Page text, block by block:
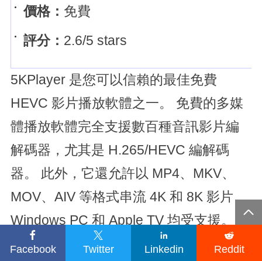

Facebook

Twitter

Linkedin

Reddit
價格： 免費
評分： 2.6/5 stars
5KPlayer 是您可以信賴的最佳免費
HEVC 影片播放軟體之一。 免費的多媒
體播放軟體完全支援數百種音訊影片編
解碼器，尤其是 H.265/HEVC 編解碼
器。 此外，它還允許以 MP4、MKV、
MOV、AIV 等格式串流 4K 和 8K 影片…
Windows PC 和 Apple TV 均受支援。
